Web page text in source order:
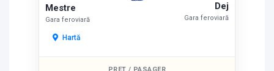
Mestre
Gara feroviară
Hartă
Dej
Gara feroviară